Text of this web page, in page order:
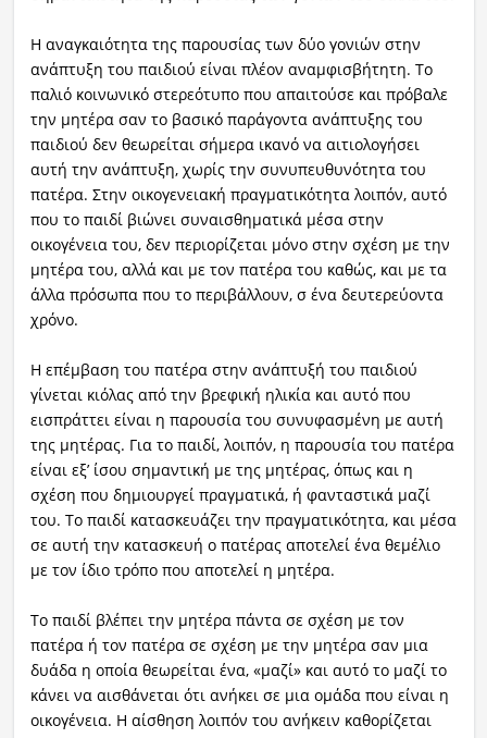
Η αναγκαιότητα της παρουσίας των δύο γονιών στην
ανάπτυξη του παιδιού είναι πλέον αναμφισβήτητη. Το
παλιό κοινωνικό στερεότυπο που απαιτούσε και πρόβαλε
την μητέρα σαν το βασικό παράγοντα ανάπτυξης του
παιδιού δεν θεωρείται σήμερα ικανό να αιτιολογήσει
αυτή την ανάπτυξη, χωρίς την συνυπευθυνότητα του
πατέρα. Στην οικογενειακή πραγματικότητα λοιπόν, αυτό
που το παιδί βιώνει συναισθηματικά μέσα στην
οικογένεια του, δεν περιορίζεται μόνο στην σχέση με την
μητέρα του, αλλά και με τον πατέρα του καθώς, και με τα
άλλα πρόσωπα που το περιβάλλουν, σ ένα δευτερεύοντα
χρόνο.
Η επέμβαση του πατέρα στην ανάπτυξή του παιδιού
γίνεται κιόλας από την βρεφική ηλικία και αυτό που
εισπράττει είναι η παρουσία του συνυφασμένη με αυτή
της μητέρας. Για το παιδί, λοιπόν, η παρουσία του πατέρα
είναι εξ’ ίσου σημαντική με της μητέρας, όπως και η
σχέση που δημιουργεί πραγματικά, ή φανταστικά μαζί
του. Το παιδί κατασκευάζει την πραγματικότητα, και μέσα
σε αυτή την κατασκευή ο πατέρας αποτελεί ένα θεμέλιο
με τον ίδιο τρόπο που αποτελεί η μητέρα.
Το παιδί βλέπει την μητέρα πάντα σε σχέση με τον
πατέρα ή τον πατέρα σε σχέση με την μητέρα σαν μια
δυάδα η οποία θεωρείται ένα, «μαζί» και αυτό το μαζί το
κάνει να αισθάνεται ότι ανήκει σε μια ομάδα που είναι η
οικογένεια. Η αίσθηση λοιπόν του ανήκειν καθορίζεται